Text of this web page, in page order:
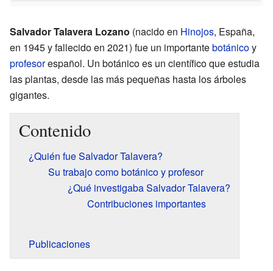
Salvador Talavera Lozano (nacido en Hinojos, España,
en 1945 y fallecido en 2021) fue un importantebotánicoy
profesorespañol. Un botánico es un científico que estudia
las plantas, desde las más pequeñas hasta los árboles
gigantes.
Contenido
¿Quién fue Salvador Talavera?
Su trabajo como botánico y profesor
¿Qué investigaba Salvador Talavera?
Contribuciones importantes
Publicaciones